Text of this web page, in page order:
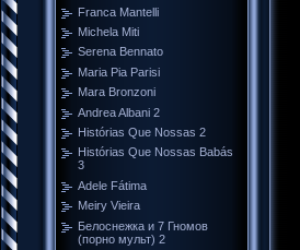
Franca Mantelli
Michela Miti
Serena Bennato
Maria Pia Parisi
Mara Bronzoni
Andrea Albani 2
Histórias Que Nossas 2
Histórias Que Nossas Babás
3
Adele Fátima
Meiry Vieira
Белоснежка и 7 Гномов
(порно мульт) 2